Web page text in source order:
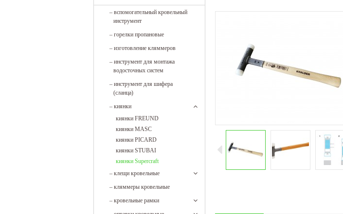
– вспомогательный кровельный
инструмент
– горелки пропановые
– изготовление кляммеров
– инструмент для монтажа
водосточных систем
– инструмент для шифера
(сланца)
– киянки
киянки FREUND
киянки MASC
киянки PICARD
киянки STUBAI
киянки Supercraft
– клещи кровельные
– кляммеры кровельные
– кровельные рамки